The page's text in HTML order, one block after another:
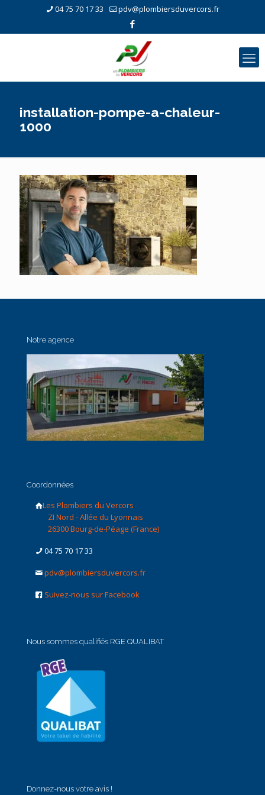
04 75 70 17 33 pdv@plombiersduvercors.fr
installation-pompe-a-chaleur-
1000
Notre agence
Coordonnées
Les Plombiers du Vercors
ZI Nord - Allée du Lyonnais
26300 Bourg-de-Péage (France)
04 75 70 17 33
pdv@plombiersduvercors.fr
Suivez-nous sur Facebook
Nous sommes qualifiés RGE QUALIBAT
Donnez-nous votre avis !